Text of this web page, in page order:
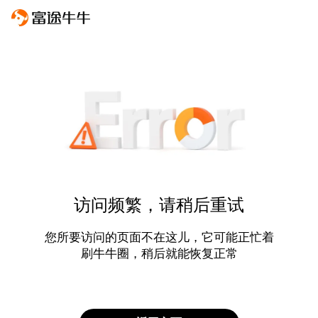
访问频繁，请稍后重试
您所要访问的页面不在这儿，它可能正忙着
刷牛牛圈，稍后就能恢复正常